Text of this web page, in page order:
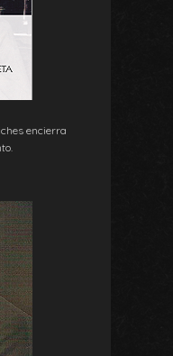
encierra